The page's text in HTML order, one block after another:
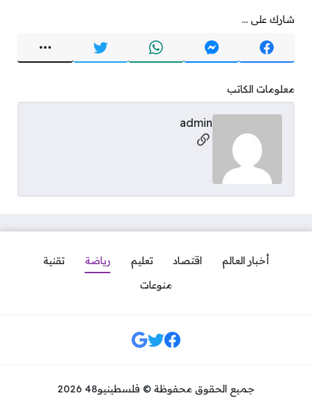
شارك على ...
معلومات الكاتب
admin
مواقع التواصل
أخبار العالم اقتصاد تعليم رياضة
تقنية
منوعات
مواقع التواصل
جميع الحقوق محفوظة © فلسطينيو48 2026